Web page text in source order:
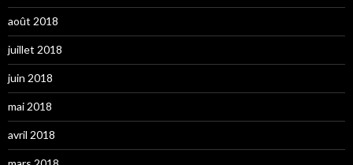
août 2018
juillet 2018
juin 2018
mai 2018
avril 2018